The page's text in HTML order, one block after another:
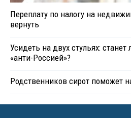
Переплату по налогу на
вернуть
Усидеть на двух стульях:
«анти-Россией»?
Родственников сирот поможет